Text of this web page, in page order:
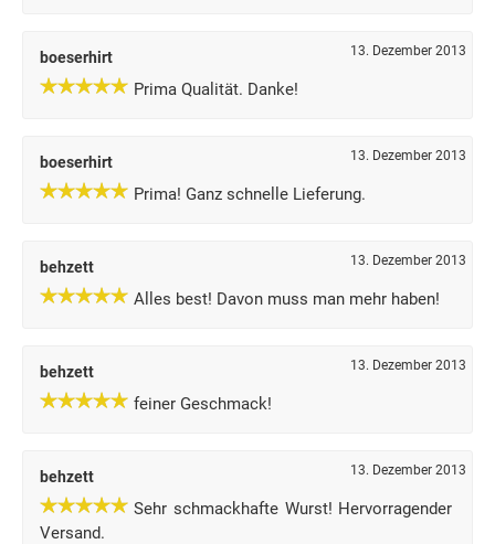
boeserhirt 13. Dezember 2013
Prima Qualität. Danke!
boeserhirt 13. Dezember 2013
Prima! Ganz schnelle Lieferung.
behzett 13. Dezember 2013
Alles best! Davon muss man mehr haben!
behzett 13. Dezember 2013
feiner Geschmack!
behzett 13. Dezember 2013
Sehr schmackhafte Wurst! Hervorragender
Versand.